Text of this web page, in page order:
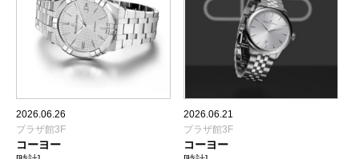
2026.06.26
プラザ館3F
コーヨー
2026.06.21
プラザ館3F
コーヨー